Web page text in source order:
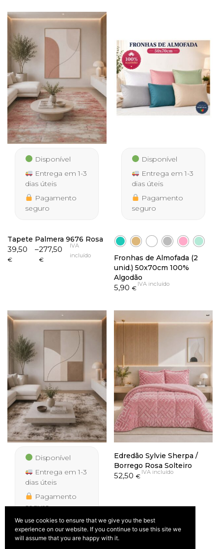
Disponível
Entrega em 1-3
dias úteis
Pagamento
seguro
Tapete Palmera 9676 Rosa
39,50
€
–277,50
€
Price
range:
IVA
incluído
Disponível
Entrega em 1-3
dias úteis
Pagamento
seguro
Fronhas de Almofada (2
unid.) 50x70cm 100%
Algodão
5,90 €
IVA incluído
Disponível
Entrega em 1-3
dias úteis
Pagamento
seguro
Tapete Palmera 9676 Bege
Edredão Sylvie Sherpa /
Borrego Rosa Solteiro
52,50 €
IVA incluído
We use cookies to ensure that we give you the best
experience on our website. If you continue to use this site we
will assume that you are happy with it.